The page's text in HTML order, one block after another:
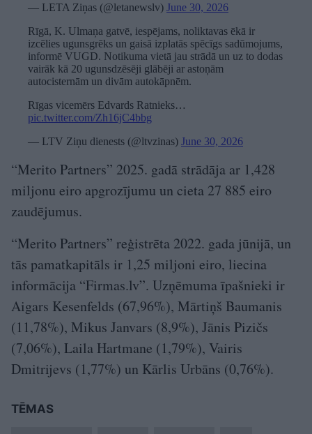
— LETA Ziņas (@letanewslv) June 30, 2026
Rīgā, K. Ulmaņa gatvē, iespējams, noliktavas ēkā ir
izcēlies ugunsgrēks un gaisā izplatās spēcīgs sadūmojums,
informē VUGD. Notikuma vietā jau strādā un uz to dodas
vairāk kā 20 ugunsdzēsēji glābēji ar astoņām
autocisternām un divām autokāpnēm.
Rīgas vicemērs Edvards Ratnieks…
pic.twitter.com/Zh16jC4bbg
— LTV Ziņu dienests (@ltvzinas) June 30, 2026
“Merito Partners” 2025. gadā strādāja ar 1,428
miljonu eiro apgrozījumu un cieta 27 885 eiro
zaudējumus.
“Merito Partners” reģistrēta 2022. gada jūnijā, un
tās pamatkapitāls ir 1,25 miljoni eiro, liecina
informācija “Firmas.lv”. Uzņēmuma īpašnieki ir
Aigars Kesenfelds (67,96%), Mārtiņš Baumanis
(11,78%), Mikus Janvars (8,9%), Jānis Pizičs
(7,06%), Laila Hartmane (1,79%), Vairis
Dmitrijevs (1,77%) un Kārlis Urbāns (0,76%).
TĒMAS